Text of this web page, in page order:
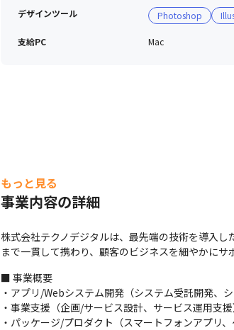
デザインツール Photoshop
支給PC Mac
もっと見る
事業内容の詳細
株式会社テクノデジタルは、最先端の技術を導入
まで一貫して携わり、顧客のビジネスを細やかに
■ 事業概要
・アプリ/Webシステム開発（システム受託開発、
・事業支援（企画/サービス設計、サービス運用支援
・パッケージ/プロダクト（スマートフォンアプリ